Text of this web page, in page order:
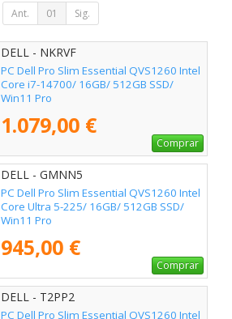
Ant. 01 Sig.
DELL - NKRVF
PC Dell Pro Slim Essential QVS1260 Intel
Core i7-14700/ 16GB/ 512GB SSD/
Win11 Pro
1.079,00 €
Comprar
DELL - GMNN5
PC Dell Pro Slim Essential QVS1260 Intel
Core Ultra 5-225/ 16GB/ 512GB SSD/
Win11 Pro
945,00 €
Comprar
DELL - T2PP2
PC Dell Pro Slim Essential QVS1260 Intel